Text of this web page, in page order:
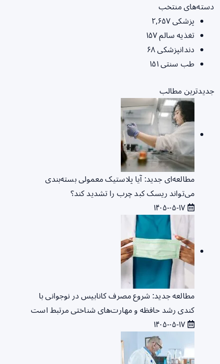
دسته‌های منتخب
پزشکی۲,۶۵۷
تغذیه سالم۱۵۷
دندانپزشکی۶۸
طب سنتی۱۵۱
جدیدترین مطالب
مطالعه‌ای جدید: آیا پلاستیک معمولی بسته‌بندی
می‌تواند ریسک کبد چرب را تشدید کند؟
مطالعه جدید: شروع مصرف کانابیس در نوجوانی با
کندی رشد حافظه و مهارت‌های شناختی مرتبط است